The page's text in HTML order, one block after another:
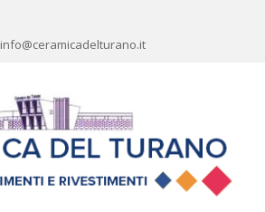
info@ceramicadelturano.it